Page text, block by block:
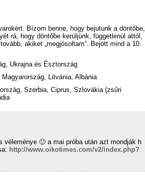
Bízom benne, hogy bejutunk a döntőbe,
rá, hogy döntőbe kerüljünk, függetlenül attól,
akiket „megjósoltam”. Bejött mind a 10.
Ukrajna és Észtország
Litvánia, Albánia
Szerbia, Ciprus, Szlovákia (zsűri
véleménye 🙂 a mai próba után azt mondják h
http://www.oikotimes.com/v2/index.php?